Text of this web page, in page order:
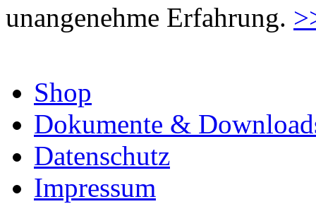
unangenehme Erfahrung.
Shop
Dokumente &
Datenschutz
Impressum